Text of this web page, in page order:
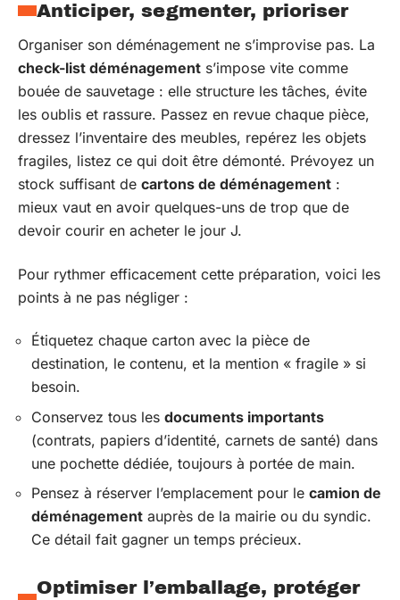
Anticiper, segmenter, prioriser
Organiser son déménagement ne s’improvise pas. La
check-list déménagement s’impose vite comme
bouée de sauvetage : elle structure les tâches, évite
les oublis et rassure. Passez en revue chaque pièce,
dressez l’inventaire des meubles, repérez les objets
fragiles, listez ce qui doit être démonté. Prévoyez un
stock suffisant de cartons de déménagement :
mieux vaut en avoir quelques-uns de trop que de
devoir courir en acheter le jour J.
Pour rythmer efficacement cette préparation, voici les
points à ne pas négliger :
Étiquetez chaque carton avec la pièce de
destination, le contenu, et la mention « fragile » si
besoin.
Conservez tous les documents importants
(contrats, papiers d’identité, carnets de santé) dans
une pochette dédiée, toujours à portée de main.
Pensez à réserver l’emplacement pour le camion de
déménagement auprès de la mairie ou du syndic.
Ce détail fait gagner un temps précieux.
Optimiser l’emballage, protéger